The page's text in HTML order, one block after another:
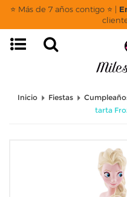
⭐ Más de 7 años contigo ⭐ |
Inicio Fiestas
tarta